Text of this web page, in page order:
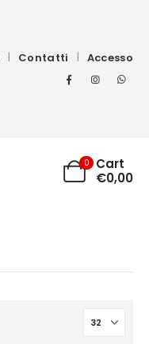
Contatti Accesso
0
Cart
€0,00